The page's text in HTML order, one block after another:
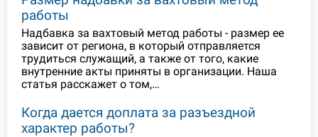
работы
Надбавка за вахтовый метод работы - размер ее
зависит от региона, в который отправляется
трудиться служащий, а также от того, какие
внутренние акты приняты в организации. Наша
статья расскажет о том,…
Когда дается доплата за разъездной
характер работы?